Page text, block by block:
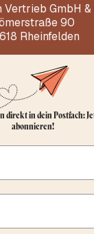
Vertrieb GmbH &
90
Rheinfelden
direkt in dein Postfach:
abonnieren!